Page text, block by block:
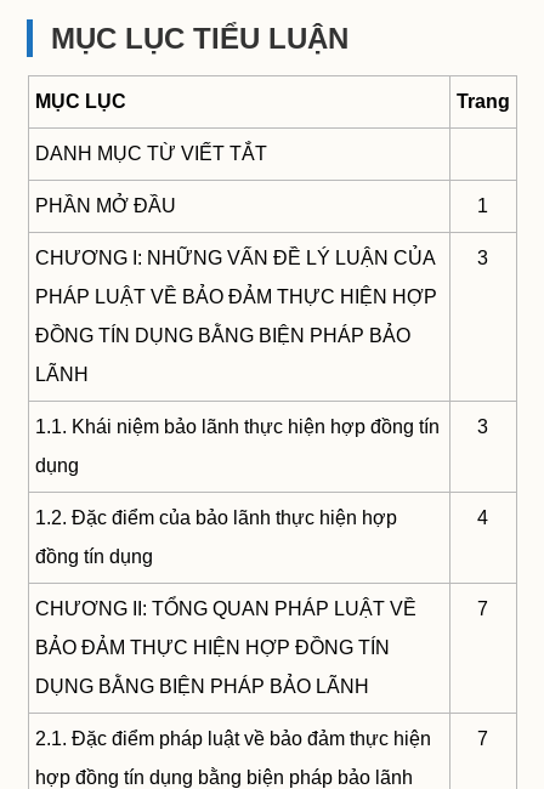
MỤC LỤC TIỂU LUẬN
MỤC LỤC Trang
DANH MỤC TỪ VIẾT TẮT
PHẦN MỞ ĐẦU 1
CHƯƠNG I: NHỮNG VẤN ĐỀ LÝ LUẬN CỦA
PHÁP LUẬT VỀ BẢO ĐẢM THỰC HIỆN HỢP
ĐỒNG TÍN DỤNG BẰNG BIỆN PHÁP BẢO
LÃNH
3
1.1. Khái niệm bảo lãnh thực hiện hợp đồng tín
dụng
3
1.2. Đặc điểm của bảo lãnh thực hiện hợp
đồng tín dụng
4
CHƯƠNG II: TỔNG QUAN PHÁP LUẬT VỀ
BẢO ĐẢM THỰC HIỆN HỢP ĐỒNG TÍN
DỤNG BẰNG BIỆN PHÁP BẢO LÃNH
7
2.1. Đặc điểm pháp luật về bảo đảm thực hiện
hợp đồng tín dụng bằng biện pháp bảo lãnh
7